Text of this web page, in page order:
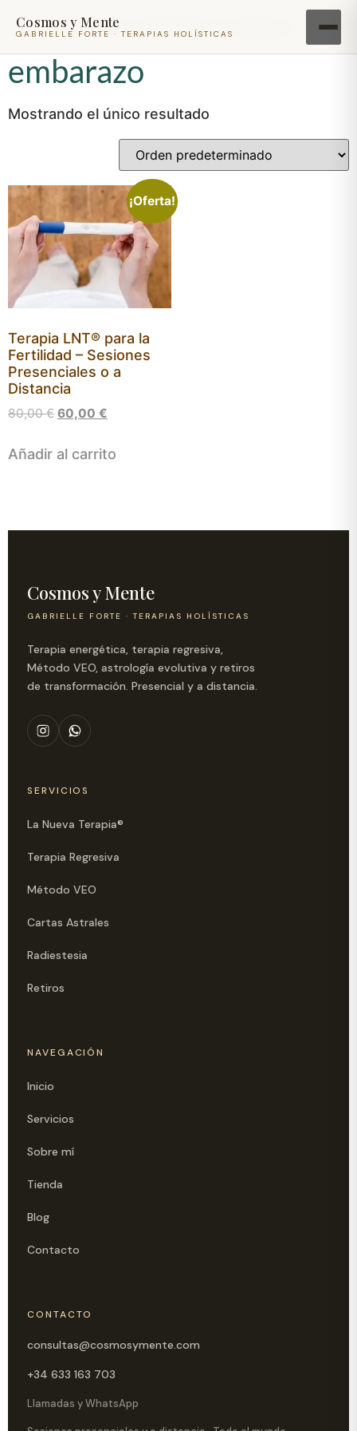
Cosmos y Mente
GABRIELLE FORTE · TERAPIAS HOLÍSTICAS
Inicio/ Productos etiquetados “embarazo”
embarazo
Mostrando el único resultado
¡Oferta!
Terapia LNT® para la
Fertilidad – Sesiones
Presenciales o a
Distancia
80,00€ 60,00 €
Añadir al carrito
Cosmos y Mente
GABRIELLE FORTE · TERAPIAS HOLÍSTICAS
Terapia energética, terapia regresiva,
Método VEO, astrología evolutiva y retiros
de transformación. Presencial y a distancia.
SERVICIOS
La Nueva Terapia®
Terapia Regresiva
Método VEO
Cartas Astrales
Radiestesia
Retiros
NAVEGACIÓN
Inicio
Servicios
Sobre mí
Tienda
Blog
Contacto
CONTACTO
consultas@cosmosymente.com
+34 633 163 703
Llamadas y WhatsApp